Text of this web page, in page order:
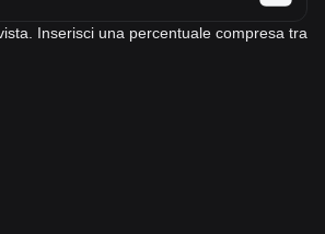
Inserisci una percentuale compresa tra